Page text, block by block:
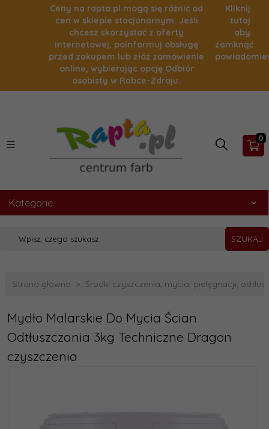
Ceny na rapta.pl mogą się różnić od
cen w sklepie stacjonarnym. Jeśli
chcesz skorzystać z oferty
internetowej, poinformuj obsługę
przed zakupem lub złóż zamówienie
online, wybierając opcję Odbiór
osobisty w Rabce-Zdroju.
Kliknij
tutaj
aby
zamknąć
0
Kategorie
SZUKAJ
Strona główna Środki czyszczenia, mycia, pielęgnacji,
Mydło Malarskie Do Mycia Ścian
Odtłuszczania 3kg Techniczne Dragon
czyszczenia